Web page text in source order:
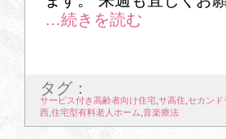
タグ：
サービス付き高齢者向け住宅 サ高住 セカン
西 住宅型有料老人ホーム 音楽療法